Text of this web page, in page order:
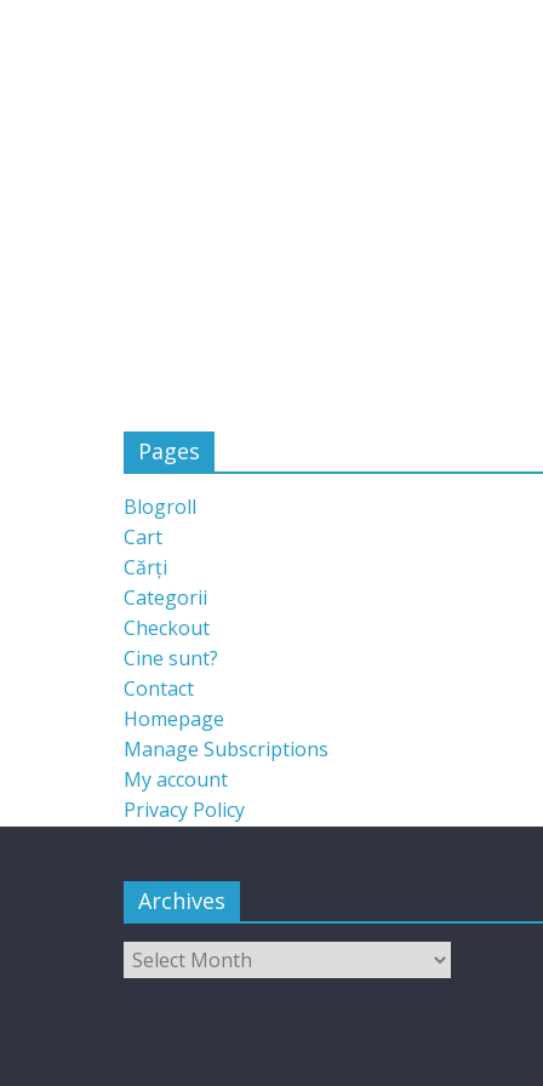
Pages
Blogroll
Cart
Cărți
Categorii
Checkout
Cine sunt?
Contact
Homepage
Manage Subscriptions
My account
Privacy Policy
Archives